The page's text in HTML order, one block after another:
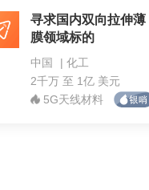
寻求国内双向拉伸薄
膜领域标的
中国 | 化工
2千万 至 1亿 美元
5G天线材料